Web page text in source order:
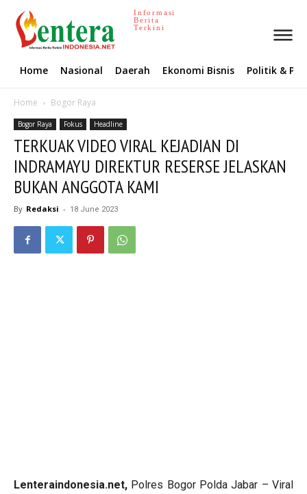
Informasi
Berita
Terkini
Home Nasional Daerah Ekonomi Bisnis Politik &
Home Bogor Raya
Bogor Raya Fokus Headline
TERKUAK VIDEO VIRAL KEJADIAN DI
INDRAMAYU DIREKTUR RESERSE JELASKAN
BUKAN ANGGOTA KAMI
By Redaksi - 18 June 2023
Lenteraindonesia.net, Polres Bogor Polda Jabar – Viral